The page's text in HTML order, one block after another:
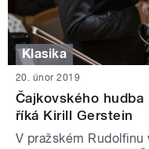
Klasika
20. únor 2019
Čajkovského
říká Kirill Gerstein
V pražském